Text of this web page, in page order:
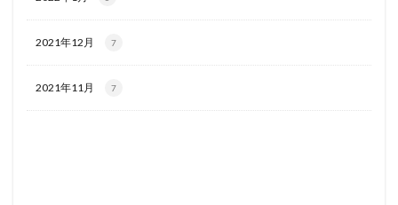
2021年12月 7
2021年11月 7